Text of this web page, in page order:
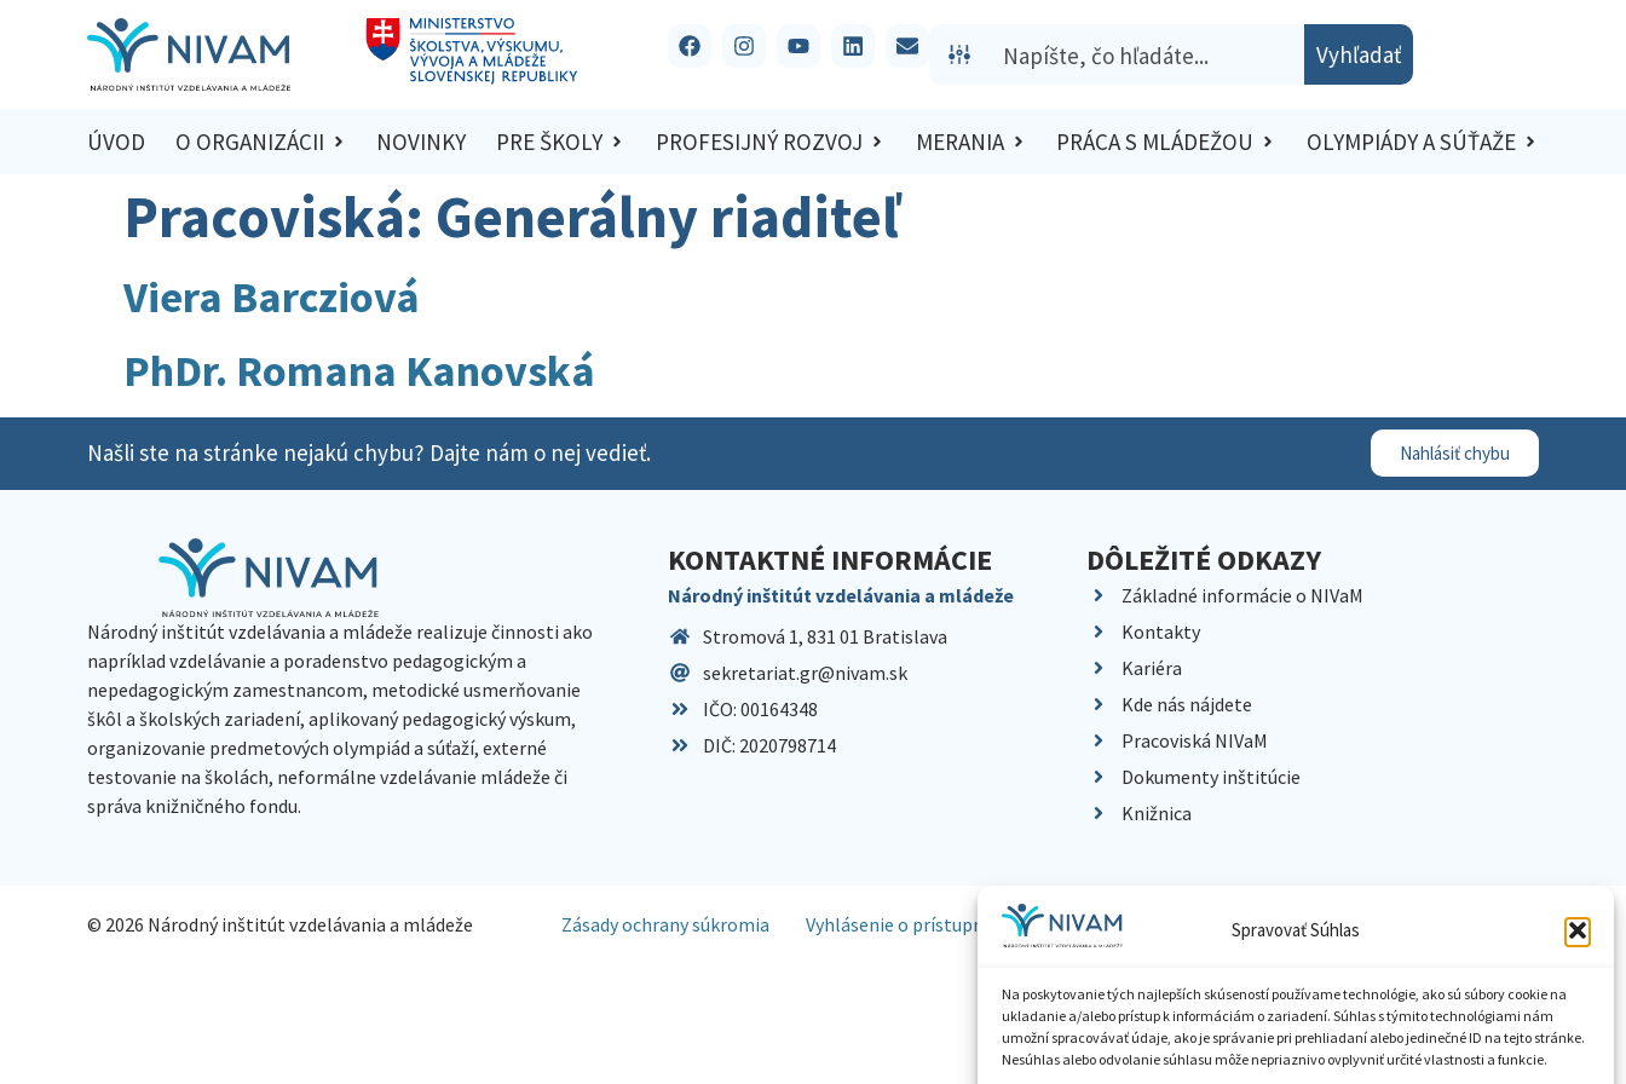
Spravovať Súhlas
Na poskytovanie tých najlepších skúseností používame technológie, ako sú súbory cookie na
ukladanie a/alebo prístup k informáciám o zariadení. Súhlas s týmito technológiami nám
umožní spracovávať údaje, ako je správanie pri prehliadaní alebo jedinečné ID na tejto stránke.
Nesúhlas alebo odvolanie súhlasu môže nepriaznivo ovplyvniť určité vlastnosti a funkcie.
Vyhľadať
ÚVOD O ORGANIZÁCII NOVINKY PRE ŠKOLY PROFESIJNÝ ROZVOJ MERANIA PRÁCA S MLÁDEŽOU OLYMPIÁDY A SÚŤAŽE
Pracoviská: Generálny riaditeľ
Viera Barcziová
PhDr. Romana Kanovská
Našli ste na stránke nejakú chybu? Dajte nám o nej vedieť. Nahlásiť chybu
Národný inštitút vzdelávania a mládeže realizuje činnosti ako
napríklad vzdelávanie a poradenstvo pedagogickým a
nepedagogickým zamestnancom, metodické usmerňovanie
škôl a školských zariadení, aplikovaný pedagogický výskum,
organizovanie predmetových olympiád a súťaží, externé
testovanie na školách, neformálne vzdelávanie mládeže či
správa knižničného fondu.
KONTAKTNÉ INFORMÁCIE
Národný inštitút vzdelávania a mládeže
Stromová 1, 831 01 Bratislava
sekretariat.gr@nivam.sk
IČO: 00164348
DIČ: 2020798714
DÔLEŽITÉ ODKAZY
Základné informácie o NIVaM
Kontakty
Kariéra
Kde nás nájdete
Pracoviská NIVaM
Dokumenty inštitúcie
Knižnica
© 2026 Národný inštitút vzdelávania a mládeže Zásady ochrany súkromia Vyhlásenie o prístupnosti Sprístupnenie informácií Nastavenia cookies